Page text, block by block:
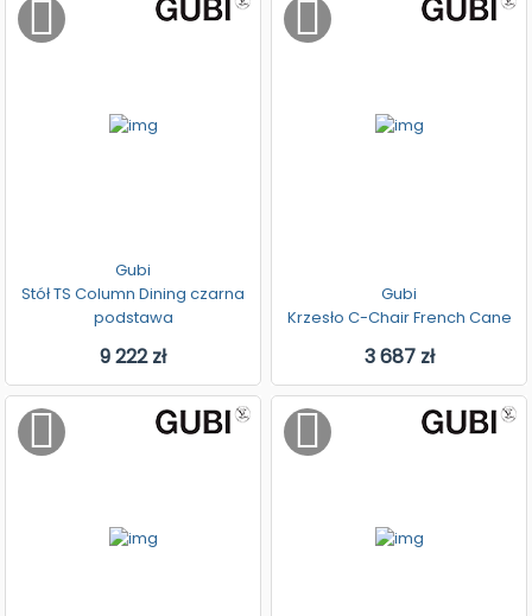
Gubi
Stół TS Column Dining czarna
podstawa
9 222 zł
Gubi
Krzesło C-Chair French Cane
3 687 zł